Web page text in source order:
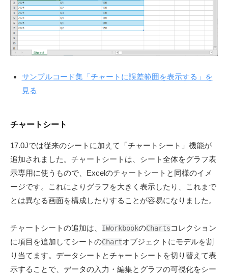
サンプルコード集「チャートに誤差範囲を表示する」を
見る
チャートシート
17.0Jでは従来のシートに加えて「チャートシート」機能が
追加されました。チャートシートは、シート全体をグラフ表
示専用に使うもので、Excelのチャートシートと同様のイメ
ージです。これによりグラフを大きく表示したり、これまで
とは異なる画面を構成したりすることが容易になりました。
チャートシートの追加は、 IWorkbookのChartsコレクション
に項目を追加してシートのChartオブジェクトにモデルを割
り当てます。データシートとチャートシートを切り替えて表
示することで、データの入力・編集とグラフの可視化をシー